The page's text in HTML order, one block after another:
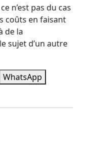
n’est pas du cas
coûts en faisant
de la
sujet d’un autre
WhatsApp